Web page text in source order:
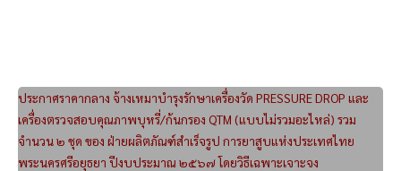
ประกาศราคากลาง จ้างเหมาบำรุงรักษาเครื่องวัด PRESSURE DROP และ
เครื่องตรวจสอบคุณภาพบุหรี่/ก้นกรอง QTM (แบบไม่รวมอะไหล่) รวม
จำนวน ๒ ชุด ของ ฝ่ายผลิตภัณฑ์สำเร็จรูป การยาสูบแห่งประเทศไทย
พระนครศรีอยุธยา ปีงบประมาณ ๒๕๖๗ โดยวิธีเฉพาะเจาะจง